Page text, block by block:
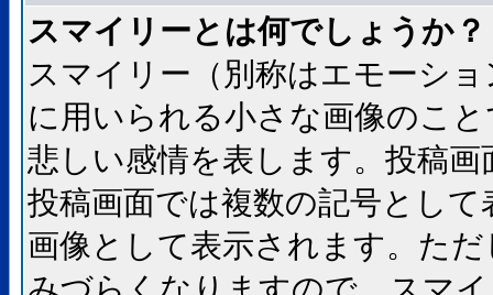
スマイリーとは何でしょうか？
スマイリー（別称はエモーシ
に用いられる小さな画像のこ
悲しい感情を表します。投稿
投稿画面では複数の記号とし
画像として表示されます。た